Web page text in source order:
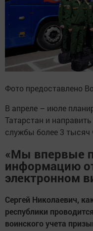
Фото предоставлено
В апреле – июле
Татарстан и
службы более 3 тысяч
«Мы впервые
информацию
электронном
Сергей Николаевич,
республики
воинского учета